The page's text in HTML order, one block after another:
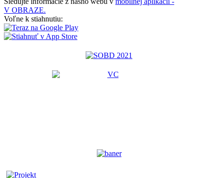
V OBRAZE.
Voľne k stiahnutiu: